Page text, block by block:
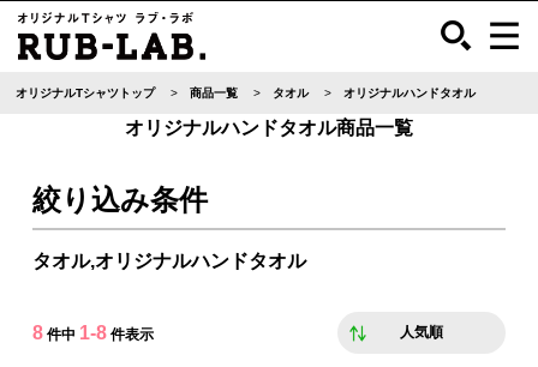
オリジナルTシャツトップ 商品一覧 タオル オリジナルハンドタオル
オリジナルハンドタオル商品一覧
絞り込み条件
タオル,オリジナルハンドタオル
8件中 1-8件表示 人気順